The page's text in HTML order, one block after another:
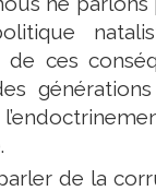
de ces
de la